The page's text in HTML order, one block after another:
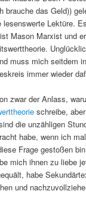
brauche das Geld))
Lektüre.
Mason Marxist und
muss mich seitdem
immer wieder
zwar der Anlass,
schreibe,
die unzähligen
habe, wenn ich
Frage gestoßen
mich ihnen zu liebe
habe
und